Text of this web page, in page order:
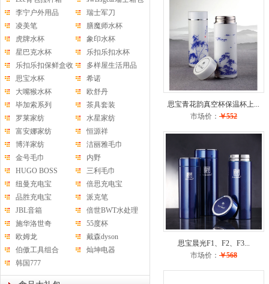
李宁户外用品
瑞士军刀
凌美笔
膳魔师水杯
虎牌水杯
象印水杯
星巴克水杯
乐扣乐扣水杯
乐扣乐扣保鲜盒收
纳盒
多样屋生活用品
思宝水杯
希诺
大嘴猴水杯
欧舒丹
毕加索系列
茶具套装
罗莱家纺
水星家纺
富安娜家纺
恒源祥
博洋家纺
洁丽雅毛巾
金号毛巾
内野
HUGO BOSS
三利毛巾
纽曼充电宝
倍思充电宝
品胜充电宝
派克笔
JBL音箱
倍世BWT水处理
施华洛世奇
55度杯
欧姆龙
戴森dyson
伯傲工具组合
灿坤电器
韩国777
思宝青花韵真空杯保温杯上...
市场价： ￥552
思宝晨光F1、F2、F3...
市场价： ￥568